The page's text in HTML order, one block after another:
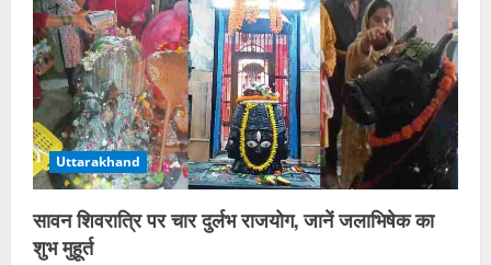
Uttarakhand
सावन शिवरात्रि पर चार दुर्लभ राजयोग, जानें जलाभिषेक का
शुभ मुहूर्त